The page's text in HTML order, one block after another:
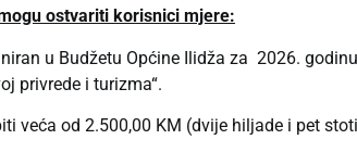
ostvariti korisnici mjere:
u Budžetu Općine Ilidža za 2026.
privrede i turizma“.
veća od 2.500,00 KM (dvije hiljade i pet